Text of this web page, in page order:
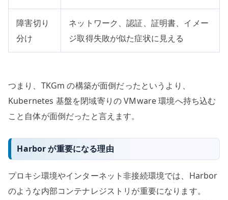
障害切り
分け
ネットワーク、認証、証明書、イメー
ジ取得失敗が似た症状に見える
つまり、TKGm の構築が面倒だったというより、
Kubernetes 基盤を閉域寄りの VMware 環境へ持ち込む
こと自体が面倒だったと言えます。
Harbor が重要になる理由
プロキシ環境やインターネット非接続環境では、Harbor
のような内部コンテナレジストリが重要になります。